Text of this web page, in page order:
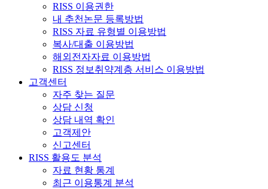
RISS 이용권한
내 추천논문 등록방법
RISS 자료 유형별 이용방법
복사/대출 이용방법
해외전자자료 이용방법
RISS 정보취약계층 서비스 이용방법
고객센터
자주 찾는 질문
상담 신청
상담 내역 확인
고객제안
신고센터
RISS 활용도 분석
자료 현황 통계
최근 이용통계 분석